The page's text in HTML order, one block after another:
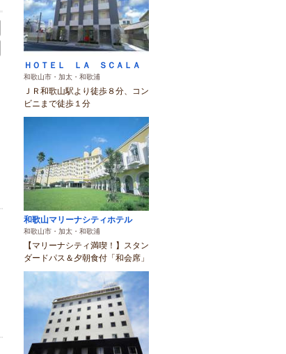
空き状況・料金を見る
ＨＯＴＥＬ ＬＡ ＳＣＡＬＡ
和歌山市・加太・和歌浦
ＪＲ和歌山駅より徒歩８分、コン
ビニまで徒歩１分
和歌山マリーナシティホテル
和歌山市・加太・和歌浦
【マリーナシティ満喫！】スタン
ダードパス＆夕朝食付「和会席」